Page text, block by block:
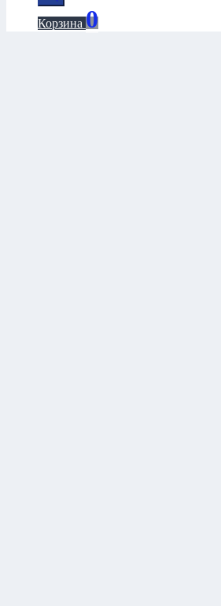
Корзина 0